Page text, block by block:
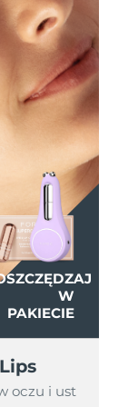
W
PAKIECIE
oczu i ust
W
PAKIECIE
oczu i ust